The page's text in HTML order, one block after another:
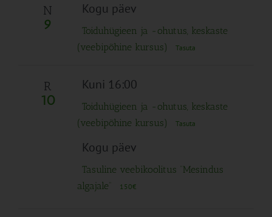
N
9
Kogu päev
Toiduhügieen ja -ohutus, keskaste
(veebipõhine kursus)
Tasuta
R
10
Kuni 16:00
Toiduhügieen ja -ohutus, keskaste
(veebipõhine kursus)
Tasuta
Kogu päev
Tasuline veebikoolitus “Mesindus
algajale”
150€